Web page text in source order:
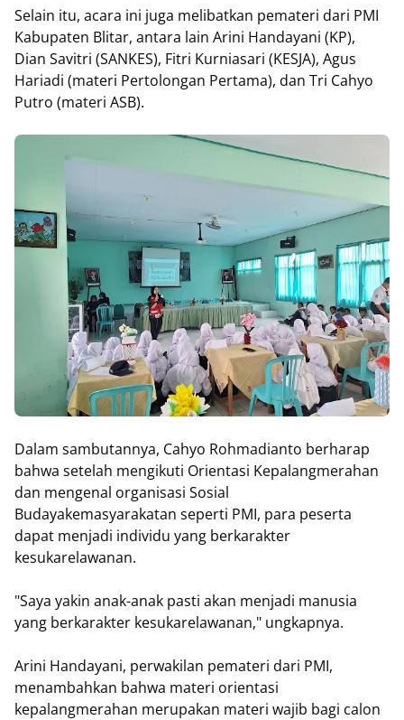
Selain itu, acara ini juga melibatkan pemateri dari PMI
Kabupaten Blitar, antara lain Arini Handayani (KP),
Dian Savitri (SANKES), Fitri Kurniasari (KESJA), Agus
Hariadi (materi Pertolongan Pertama), dan Tri Cahyo
Putro (materi ASB).
Dalam sambutannya, Cahyo Rohmadianto berharap
bahwa setelah mengikuti Orientasi Kepalangmerahan
dan mengenal organisasi Sosial
Budayakemasyarakatan seperti PMI, para peserta
dapat menjadi individu yang berkarakter
kesukarelawanan.
"Saya yakin anak-anak pasti akan menjadi manusia
yang berkarakter kesukarelawanan," ungkapnya.
Arini Handayani, perwakilan pemateri dari PMI,
menambahkan bahwa materi orientasi
kepalangmerahan merupakan materi wajib bagi calon